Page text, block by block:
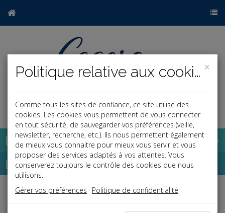
a
Base documentaire
Dépêches
Liste des dernières dépêches
×
Politique relative aux cookies
Comme tous les sites de confiance, ce site utilise des
cookies. Les cookies vous permettent de vous connecter
en tout sécurité, de sauvegarder vos préférences (veille,
newsletter, recherche, etc.). Ils nous permettent également
de mieux vous connaitre pour mieux vous servir et vous
proposer des services adaptés à vos attentes. Vous
conserverez toujours le contrôle des cookies que nous
utilisons.
Gérer vos préférences
Politique de confidentialité